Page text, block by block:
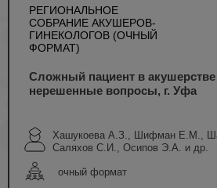
РЕГИОНАЛЬНОЕ
СОБРАНИЕ АКУШЕРОВ-
ГИНЕКОЛОГОВ (ОЧНЫЙ
ФОРМАТ)
Сложный пациент в акушерстве
нерешенные вопросы, г. Уфа
Хашукоева А.З., Шифман Е.М.,
Саляхов С.И., Осипов Э.А. и др.
очный формат